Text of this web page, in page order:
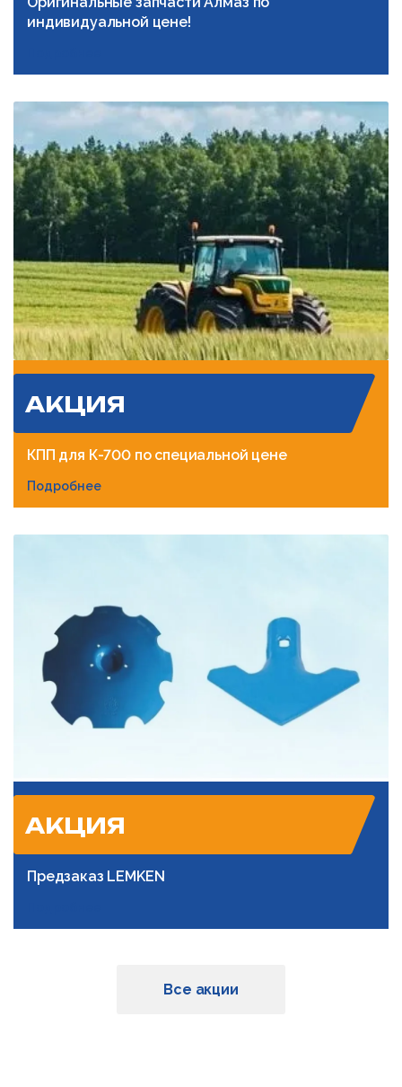
индивидуальной цене!
АКЦИЯ
КПП для К-700 по специальной цене
Подробнее
АКЦИЯ
Предзаказ LEMKEN
Все акции